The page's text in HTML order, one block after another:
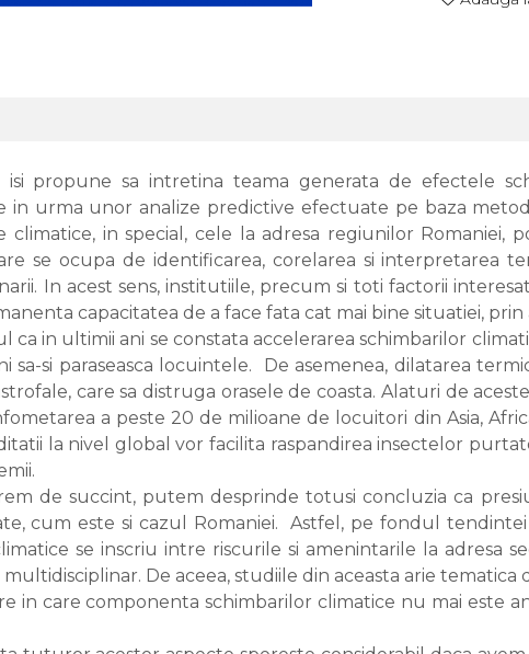
propune sa intretina teama generata de efectele
in urma unor analize predictive efectuate pe baza
climatice, in special, cele la adresa regiunilor
se ocupa de identificarea, corelarea si interpretarea
In acest sens, institutiile, precum si toti factorii
capacitatea de a face fata cat mai bine situatiei,
ca in ultimii ani se constata accelerarea schimbarilor
sa-si paraseasca locuintele. De asemenea, dilatarea
care sa distruga orasele de coasta. Alaturi de
a peste 20 de milioane de locuitori din Asia,
la nivel global vor facilita raspandirea insectelor
de succint, putem desprinde totusi concluzia ca
cum este si cazul Romaniei. Astfel, pe fondul
se inscriu intre riscurile si amenintarile la adresa
De aceea, studiile din aceasta arie
in care componenta schimbarilor climatice nu mai este